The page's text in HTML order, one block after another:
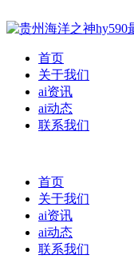
首页
关于我们
ai资讯
ai动态
联系我们
首页
关于我们
ai资讯
ai动态
联系我们